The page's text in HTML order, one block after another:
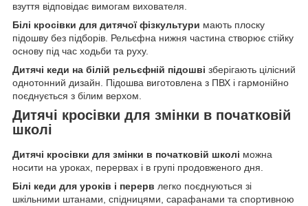
взуття відповідає вимогам вихователя.
Білі кросівки для дитячої фізкультури мають плоску
підошву без підборів. Рельєфна нижня частина створює стійку
основу під час ходьби та руху.
Дитячі кеди на білій рельєфній підошві зберігають цілісний
однотонний дизайн. Підошва виготовлена з ПВХ і гармонійно
поєднується з білим верхом.
Дитячі кросівки для змінки в початковій
школі
Дитячі кросівки для змінки в початковій школі можна
носити на уроках, перервах і в групі продовженого дня.
Білі кеди для уроків і перерв легко поєднуються зі
шкільними штанами, спідницями, сарафанами та спортивною